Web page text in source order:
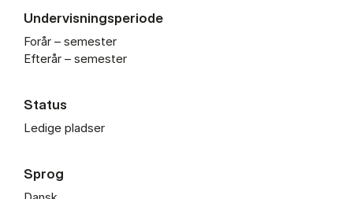
Undervisningsperiode
Forår – semester
Efterår – semester
Status
Ledige pladser
Sprog